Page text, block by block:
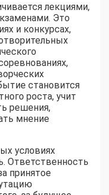
лекциями,
Это
и конкурсах,
становится
роста, учит
решения,
мнение
условиях
Ответственность
принятое